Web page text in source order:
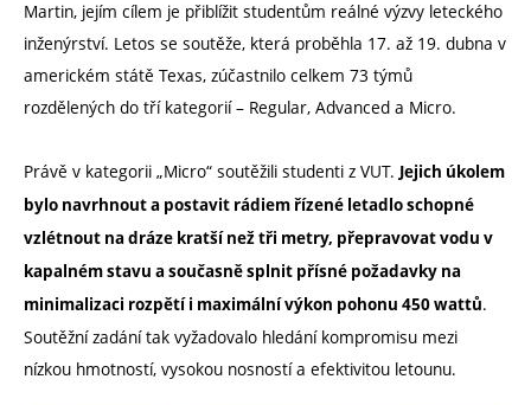
Martin, jejím cílem je přiblížit studentům reálné výzvy leteckého
inženýrství. Letos se soutěže, která proběhla 17. až 19. dubna v
americkém státě Texas, zúčastnilo celkem 73 týmů
rozdělených do tří kategorií – Regular, Advanced a Micro.
Právě v kategorii „Micro“ soutěžili studenti z VUT. Jejich úkolem
bylo navrhnout a postavit rádiem řízené letadlo schopné
vzlétnout na dráze kratší než tři metry, přepravovat vodu v
kapalném stavu a současně splnit přísné požadavky na
minimalizaci rozpětí i maximální výkon pohonu 450 wattů.
Soutěžní zadání tak vyžadovalo hledání kompromisu mezi
nízkou hmotností, vysokou nosností a efektivitou letounu.